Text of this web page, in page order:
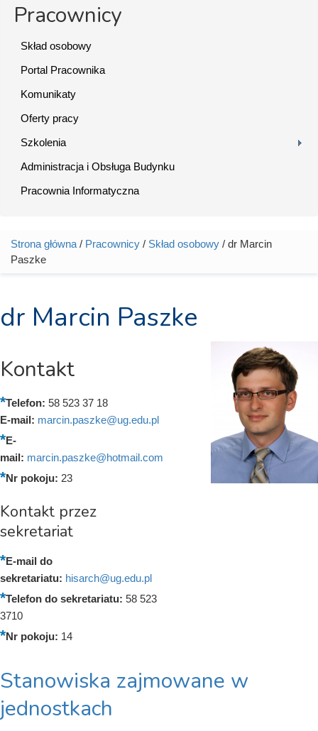
Pracownicy
Skład osobowy
Portal Pracownika
Komunikaty
Oferty pracy
Szkolenia
Administracja i Obsługa Budynku
Pracownia Informatyczna
Jesteś tutaj
Strona główna / Pracownicy / Skład osobowy / dr Marcin
Paszke
dr Marcin Paszke
Kontakt
Telefon: 58 523 37 18
E-mail: marcin.paszke@ug.edu.pl
E-
mail: marcin.paszke@hotmail.com
Nr pokoju: 23
Kontakt przez
sekretariat
E-mail do
sekretariatu: hisarch@ug.edu.pl
Telefon do sekretariatu: 58 523
3710
Nr pokoju: 14
Stanowiska zajmowane w
jednostkach